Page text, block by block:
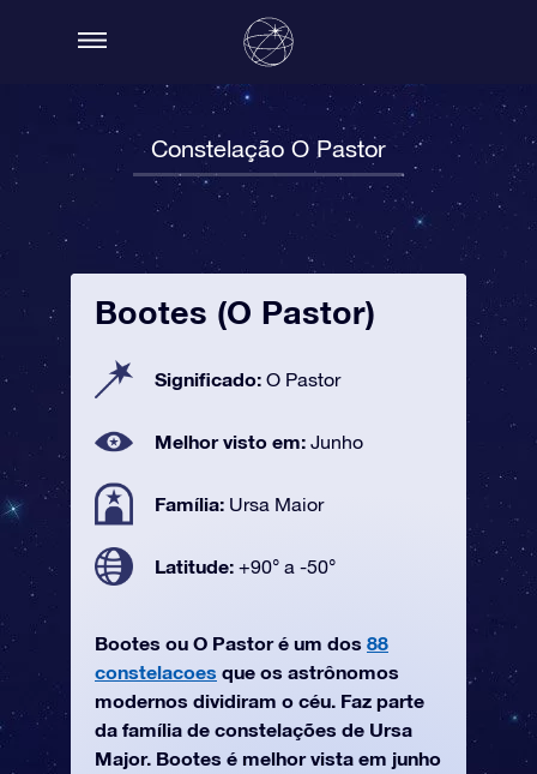
Constelação O Pastor
Bootes (O Pastor)
Significado: O Pastor
Melhor visto em: Junho
Família: Ursa Maior
Latitude: +90° a -50°
Bootes ou O Pastor é um dos 88
constelacoes que os astrônomos
modernos dividiram o céu. Faz parte
da família de constelações de Ursa
Major. Bootes é melhor vista em junho